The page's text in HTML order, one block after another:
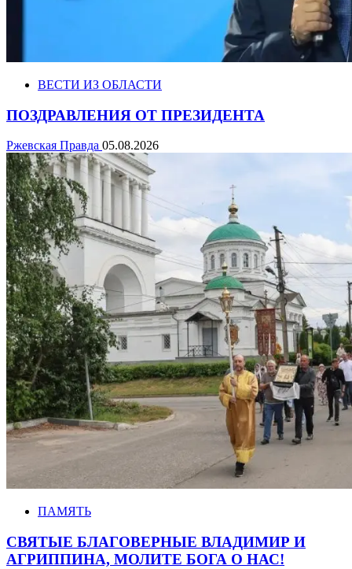
ВЕСТИ ИЗ ОБЛАСТИ
ПОЗДРАВЛЕНИЯ ОТ ПРЕЗИДЕНТА
Ржевская Правда 05.08.2026
ПАМЯТЬ
СВЯТЫЕ БЛАГОВЕРНЫЕ ВЛАДИМИР И
АГРИППИНА, МОЛИТЕ БОГА О НАС!